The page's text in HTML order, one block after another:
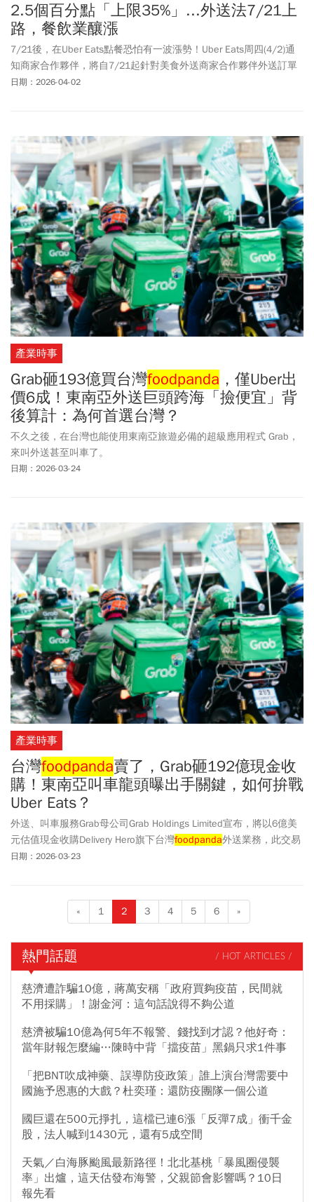
2.5個百分點「上限35%」...外送法7/21上
路，餐飲業釀漲
7/21後，在Uber Eats點餐恐怕有一波漲勢！Uber Eats周四(4/2)通
知商家合作夥伴，將自7/21起針對美食外送商家合作夥伴外送訂單
服務費一次性調整，調幅為2.5個百分點，針對生鮮雜貨商家合作夥
帶來重大影響，涵蓋商家合作夥伴、外送合作夥伴、消費者以及平
台本身。Uber Eats 在審慎評估後通知商家合作夥伴針對，外送訂單
服務費調漲，為與商家合作夥伴共同因應產業轉型，Uber Eats也主
動設置「35% 服務費率上限」機制，希望在反映平台營運成本與兼
顧商家長期經營壓力之間取得平衡。
日期：2026-04-02
產業時事
Grab砸193億買台灣foodpanda ，僅Uber出
價6成！東南亞外送巨頭跨海「撿便宜」背
後算計：為何首選台灣？
不久之後，在台灣也能使用東南亞旅遊必備的超級應用程式 Grab，
來叫外送甚至叫車了。
日期：2026-03-24
產業時事
台灣foodpanda賣了，Grab砸192億現金收
購！東南亞叫車龍頭曝出手關鍵，如何拚戰
Uber Eats？
外送、叫車服務Grab母公司Grab Holdings Limited宣布，將以6億美
元估值現金收購Delivery Hero旗下台灣foodpanda外送業務，此交易
在無現金且無債務的基礎上進行，並需經過常規的交割調整與監管
日期：2026-03-23
« 1 2 3 4 5 6 »
熱門話題 / HOT ARTICLES /
慈濟遭詐騙10億，蔣萬安稱「政府買夠疫苗，民間就
不用採購」！謝金河：這句話說得不夠公道
慈濟被騙10億為何5年不報警、錢找到才認？他好奇：
當年財報怎麼編…陳時中背「擋疫苗」黑鍋只求1件事
「把BNT吹成神藥、誤導防疫政策」誰上演台灣需要中
國施予恩惠的大戲？杜奕瑾：還防疫團隊一個公道
國巨還在500元掙扎，這檔已連6漲「反彈7成」衝千金
股，法人喊到1430元，還有5成空間
天氣／白海豚颱風最新路徑！北北基桃「暴風圈侵襲
率」出爐，這天估發布海警，父親節會影響嗎？10日
報先看